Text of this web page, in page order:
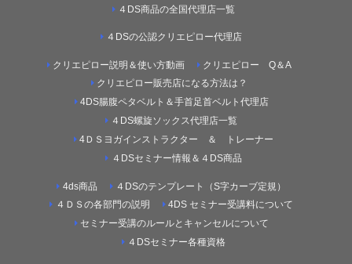
４DS商品の全国代理店一覧
４DSの公認クリエピロー代理店
クリエピロー説明＆使い方動画
クリエピロー Q＆A
クリエピロー販売店になる方法は？
4DS腸腹ペタベルト＆手首足首ベルト代理店
４DS螺旋ソックス代理店一覧
4ＤＳヨガインストラクター ＆ トレーナー
４DSセミナー情報＆４DS商品
4ds商品
４DSのテンプレート（S字カーブ定規）
４ＤＳの各部門の説明
4DS セミナー受講料について
セミナー受講のルールとキャンセルについて
４DSセミナー各種資格